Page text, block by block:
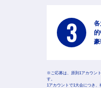
3
豪
※ご応募は、原則1アカウン
す。
1アカウントで1大会につき